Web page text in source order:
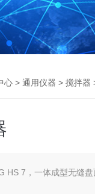
心 > 通用仪器 > 搅拌器
HS 7，一体成型无缝盘